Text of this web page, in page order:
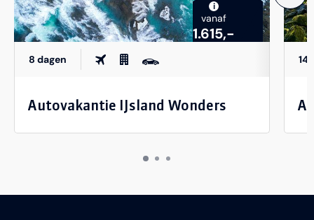
i
vanaf
1.615,-
8 dagen
Autovakantie IJsland Wonders
14